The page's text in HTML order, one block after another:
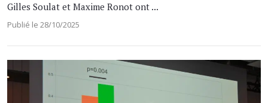
Gilles Soulat et Maxime Ronot ont ...
Publié le 28/10/2025